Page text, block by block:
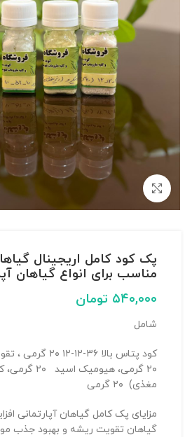
بزرگنمایی تصویر
پک کود کامل اریجینال
مناسب برای انواع گیاهان
۵۴۰,۰۰۰ تومان
شامل
۲۰ گرمی،
مغذی) ۲۰ گرمی
مزایای پک کامل گیاهان آپارتمانی
گیاهان تقویت ریشه و بهبود جذب